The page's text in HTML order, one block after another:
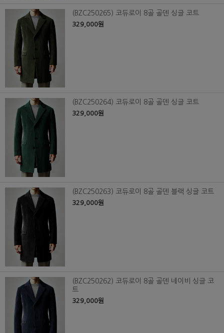
(BZC250265) 코듀로이 8골 골덴 싱글 코트
329,000원
(BZC250264) 코듀로이 8골 골덴 싱글 코트
329,000원
(BZC250263) 코듀로이 8골 골덴 블랙 싱글 코트
329,000원
(BZC250262) 코듀로이 8골 골덴 네이비 싱글 코
트
329,000원